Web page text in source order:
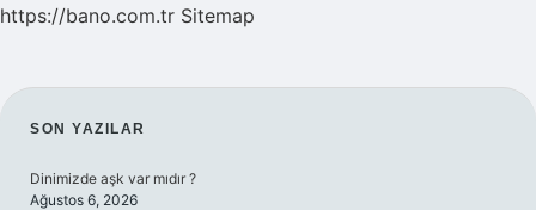
https://bano.com.tr Sitemap
SIDEBAR
SON YAZILAR
Dinimizde aşk var mıdır ?
Ağustos 6, 2026